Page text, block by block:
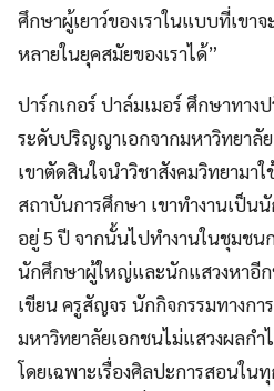
ศึกษาผู้เยาว์ของเราในแบบที่เขา
หลายในยุคสมัยของเราได้”
ปาร์กเกอร์ ปาล์มเมอร์ ศึกษาทาง
ระดับปริญญาเอกจากมหาวิทยาลั
เขาตัดสินใจนำวิชาสังคมวิทยามา
สถาบันการศึกษา เขาทำงานเป็น
อยู่ 5 ปี จากนั้นไปทำงานในชุมชน
นักศึกษาผู้ใหญ่และนักแสวงหาอีก
เขียน ครูสัญจร นักกิจกรรมทางก
มหาวิทยาลัยเอกชนไม่แสวงผลกำ
โดยเฉพาะเรื่องศิลปะการสอนใน